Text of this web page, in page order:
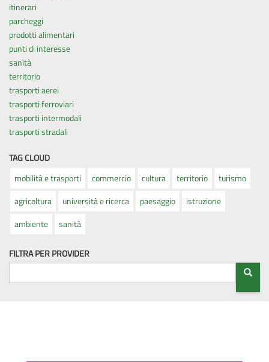
itinerari
parcheggi
prodotti alimentari
punti di interesse
sanità
territorio
trasporti aerei
trasporti ferroviari
trasporti intermodali
trasporti stradali
TAG CLOUD
mobilità e trasporti
commercio cultura territorio
turismo
agricoltura
università e ricerca paesaggio
istruzione
ambiente
sanità
FILTRA PER PROVIDER